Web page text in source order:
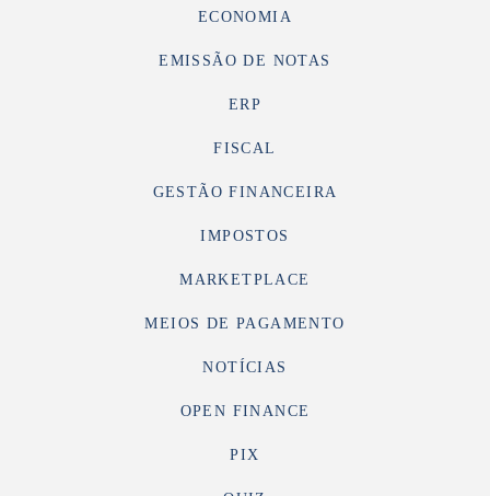
ECONOMIA
EMISSÃO DE NOTAS
ERP
FISCAL
GESTÃO FINANCEIRA
IMPOSTOS
MARKETPLACE
MEIOS DE PAGAMENTO
NOTÍCIAS
OPEN FINANCE
PIX